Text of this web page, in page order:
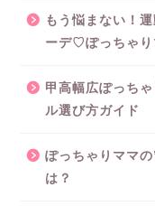
もう悩まない！
ーデ♡ぽっちゃり
甲高幅広ぽっち
ル選び方ガイド
ぽっちゃりママ
は？